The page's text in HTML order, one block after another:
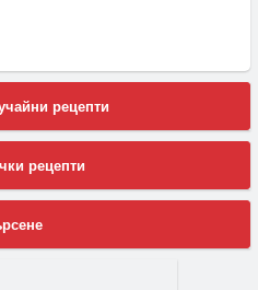
рецепти
рецепти